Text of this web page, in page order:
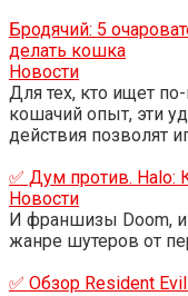
Бродячий: 5
делать кошка
Новости
Для тех, кто ищет
кошачий опыт, эти
действия позволят
✅ Дум против. Halo:
Новости
И франшизы Doom,
жанре шутеров от
✅ Обзор Resident